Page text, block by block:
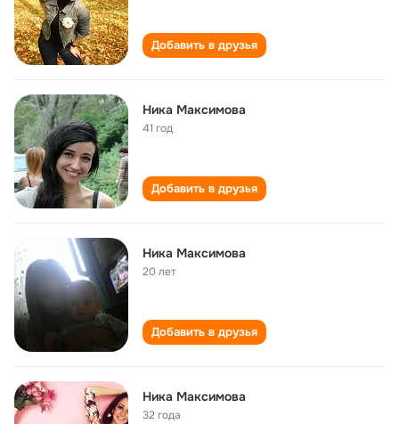
Добавить в друзья
Ника Максимова
41 год
Добавить в друзья
Ника Максимова
20 лет
Добавить в друзья
Ника Максимова
32 года